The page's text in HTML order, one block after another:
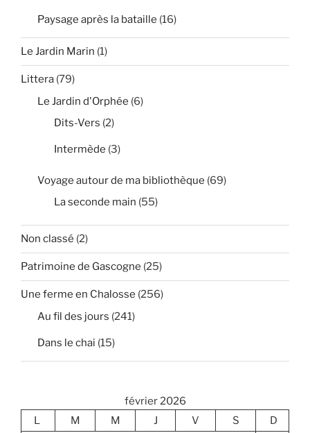
Paysage après la bataille (16)
Le Jardin Marin (1)
Littera (79)
Le Jardin d'Orphée (6)
Dits-Vers (2)
Intermède (3)
Voyage autour de ma bibliothèque (69)
La seconde main (55)
Non classé (2)
Patrimoine de Gascogne (25)
Une ferme en Chalosse (256)
Au fil des jours (241)
Dans le chai (15)
février 2026
L
M M J V S
D